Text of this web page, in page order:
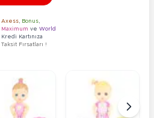
Axess Bonus
Maximum ve World
Kredi Kartınıza
Taksit Fırsatları !